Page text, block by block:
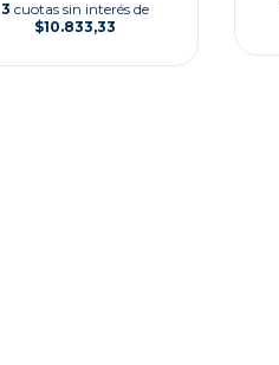
3 cuotas sin interés de
$10.833,33